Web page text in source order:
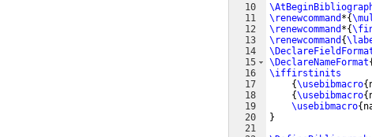
10
11
12
13
14
15
16
17
18
19
20
21
\renewcommand *{
\renewcommand *{
\renewcommand {
\DeclareNameFormat{
\iffirstinits
{\usebibmacro{
{\usebibmacro{
\usebibmacro{
}